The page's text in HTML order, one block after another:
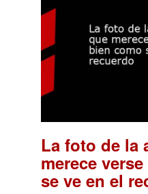
La foto de la
merece
se ve en el